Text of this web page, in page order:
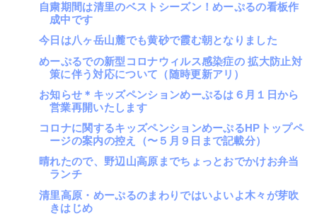
自粛期間は清里のベストシーズン！めーぷるの看板作
成中です
今日は八ヶ岳山麓でも黄砂で霞む朝となりました
めーぷるでの新型コロナウィルス感染症の 拡大防止対
策に伴う対応について（随時更新アリ）
お知らせ＊キッズペンションめーぷるは６月１日から
営業再開いたします
コロナに関するキッズペンションめーぷるHPトップペ
ージの案内の控え（〜５月９日まで記載分）
晴れたので、野辺山高原までちょっとおでかけお弁当
ランチ
清里高原・めーぷるのまわりではいよいよ木々が芽吹
きはじめ